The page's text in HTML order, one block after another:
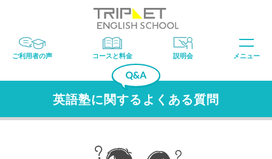
ご利用者の声 コースと料金 説明会 メニュー
英語塾に関するよくある質問